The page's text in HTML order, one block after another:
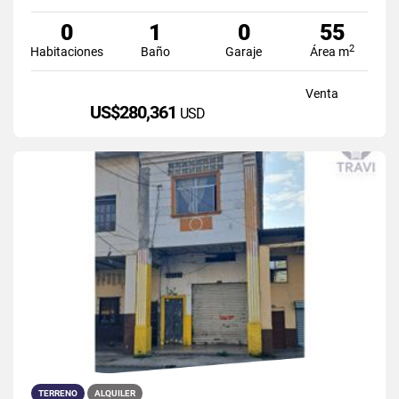
0
Habitaciones
1
Baño
0
Garaje
55
Área m2
Venta
US$280,361 USD
TERRENO ALQUILER